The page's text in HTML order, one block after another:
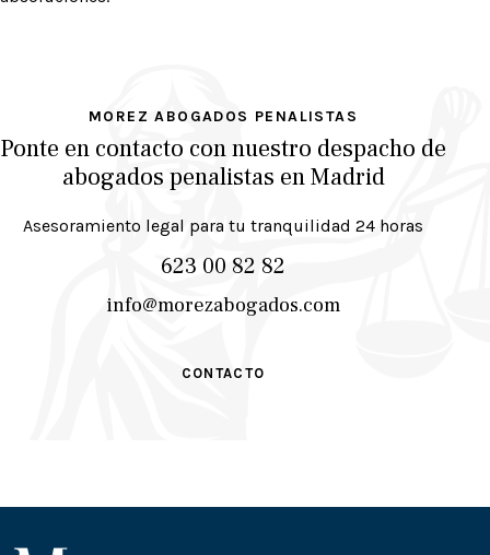
MOREZ ABOGADOS PENALISTAS
Ponte en contacto con nuestro despacho de
abogados penalistas en Madrid
Asesoramiento legal para tu tranquilidad 24 horas
623 00 82 82
info@morezabogados.com
CONTACTO